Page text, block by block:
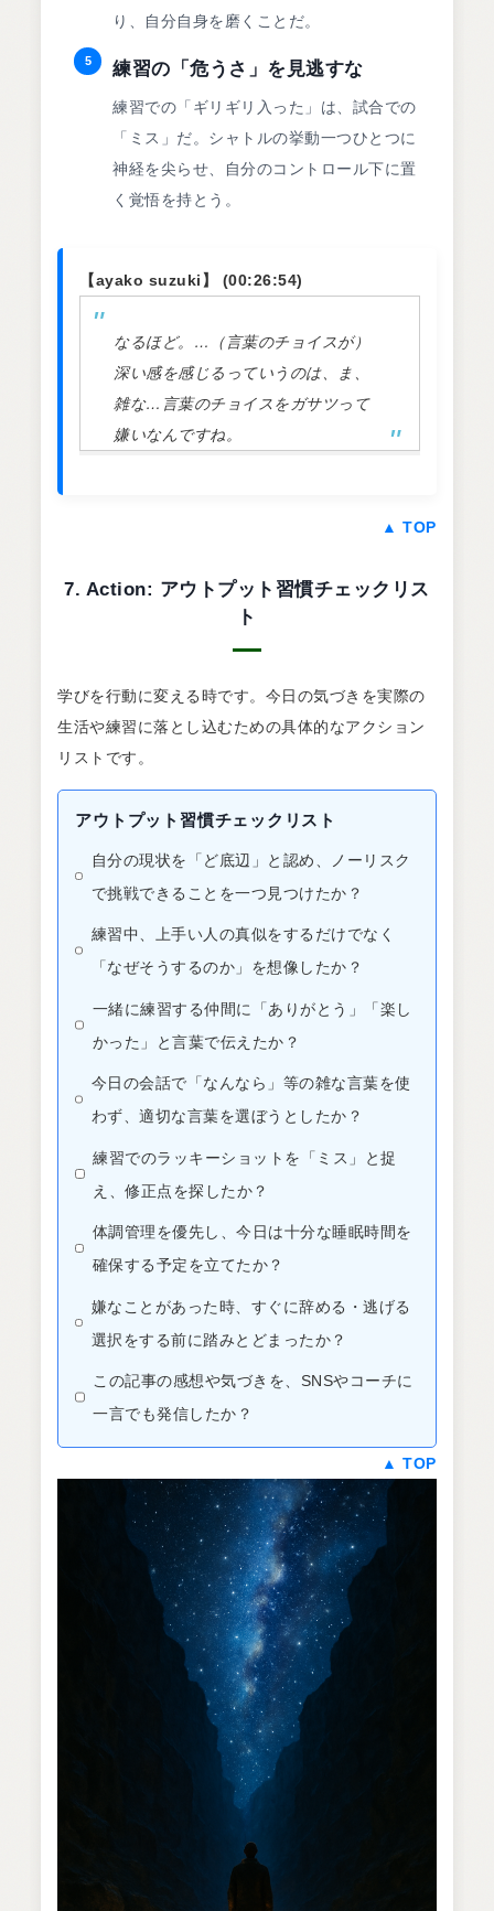
り、自分自身を磨くことだ。
5 練習の「危うさ」を見逃すな
練習での「ギリギリ入った」は、試合での
「ミス」だ。シャトルの挙動一つひとつに
神経を尖らせ、自分のコントロール下に置
く覚悟を持とう。
【ayako suzuki】 (00:26:54)
なるほど。…（言葉のチョイスが）
深い感を感じるっていうのは、ま、
雑な…言葉のチョイスをガサツって
嫌いなんですね。
▲ TOP
7. Action: アウトプット習慣チェックリス
ト
学びを行動に変える時です。今日の気づきを実際の
生活や練習に落とし込むための具体的なアクション
リストです。
アウトプット習慣チェックリスト
自分の現状を「ど底辺」と認め、ノーリスク
で挑戦できることを一つ見つけたか？
練習中、上手い人の真似をするだけでなく
「なぜそうするのか」を想像したか？
一緒に練習する仲間に「ありがとう」「楽し
かった」と言葉で伝えたか？
今日の会話で「なんなら」等の雑な言葉を使
わず、適切な言葉を選ぼうとしたか？
練習でのラッキーショットを「ミス」と捉
え、修正点を探したか？
体調管理を優先し、今日は十分な睡眠時間を
確保する予定を立てたか？
嫌なことがあった時、すぐに辞める・逃げる
選択をする前に踏みとどまったか？
この記事の感想や気づきを、SNSやコーチに
一言でも発信したか？
▲ TOP